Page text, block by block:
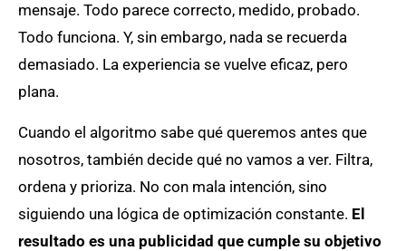
mensaje. Todo parece correcto, medido, probado.
Todo funciona. Y, sin embargo, nada se recuerda
demasiado. La experiencia se vuelve eficaz, pero
plana.
Cuando el algoritmo sabe qué queremos antes que
nosotros, también decide qué no vamos a ver. Filtra,
ordena y prioriza. No con mala intención, sino
siguiendo una lógica de optimización constante. El
resultado es una publicidad que cumple su objetivo